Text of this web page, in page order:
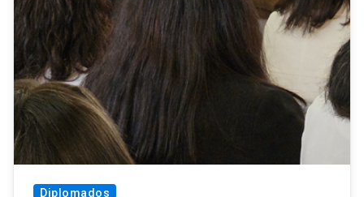
Diplomados